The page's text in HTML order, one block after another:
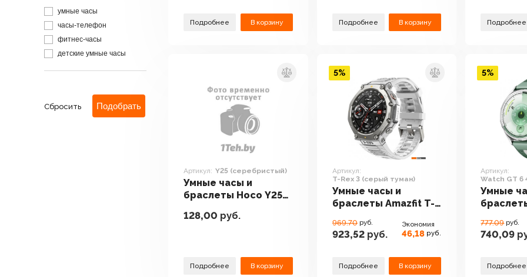
умные часы
часы-телефон
фитнес-часы
детские умные часы
Сбросить
Подробнее В корзину Подробнее В корзину Подробнее
Артикул: Y25 (серебристый)
Умные часы и
браслеты Hoco Y25
128,00 руб.
Подробнее В корзину
Артикул:
T-Rex 3 (серый туман)
Умные часы и
браслеты Amazfit T-
969.70 руб.
923,52руб.
Экономия
46,18 руб.
Подробнее В корзину
5%
Артикул:
Watch GT 6
плетеным
Умные
зеленым
777.09 руб.
740,09
Подробнее
5%